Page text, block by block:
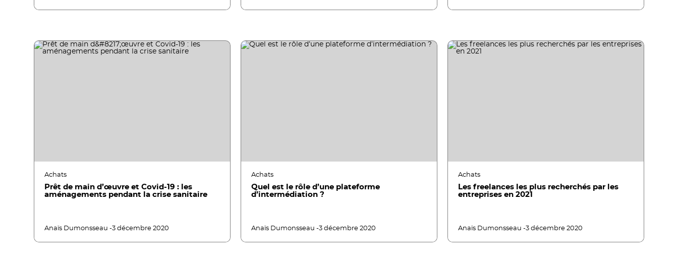
Achats
Prêt de main d’œuvre et Covid-19 : les
aménagements pendant la crise sanitaire
Anaïs Dumonsseau -3 décembre 2020
Achats
Quel est le rôle d’une plateforme
d’intermédiation ?
Anaïs Dumonsseau -3 décembre 2020
Achats
Les freelances les plus recherchés par les
entreprises en 2021
Anaïs Dumonsseau -3 décembre 2020